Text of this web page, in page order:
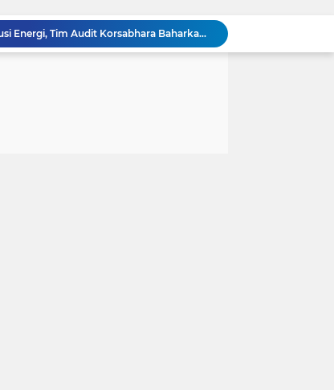
Perkuat Pengamanan Distribusi Energi, Tim Audit Korsabhara Baharkam Polri Rampungkan Bintek "SMP" di Pertamina Jabar
Polsek Cikande Ungkap Aksi Pencurian Besi Ulir Senilai Rp 135 Juta di Parkiran Kukun, 5 Pelaku Ditangkap